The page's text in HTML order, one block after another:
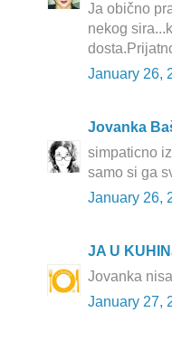
Ja obično
nekog
January 26,
Jovanka
simpaticno
samo si ga
January 26,
JA U
Jovanka
January 27,